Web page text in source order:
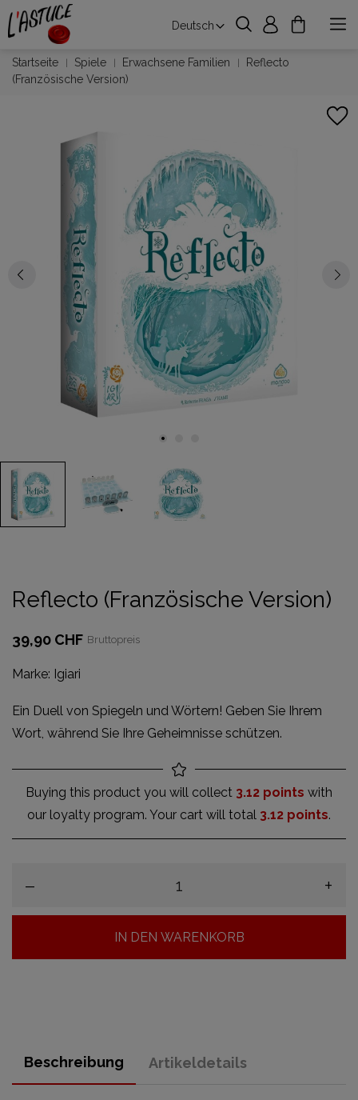
Deutsch
Startseite Spiele Erwachsene Familien
Reflecto
(Französische Version)
Reflecto (Französische Version)
39,90 CHF Bruttopreis
Marke: Igiari
Ein Duell von Spiegeln und Wörtern! Geben Sie Ihrem
Wort, während Sie Ihre Geheimnisse schützen.
Buying this product you will collect 3.12 points with
our loyalty program. Your cart will total 3.12 points.
– +
IN DEN WARENKORB
Beschreibung Artikeldetails